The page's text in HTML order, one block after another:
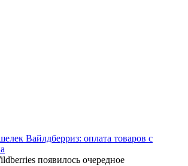
Вайлдберриз: оплата товаров с
появилось очередное